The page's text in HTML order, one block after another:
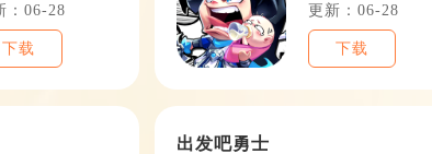
：06-28
下载
更新：06-28
下载
出发吧勇士